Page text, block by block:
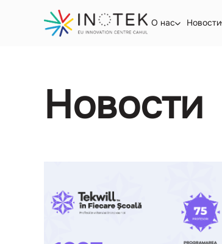
О нас Новости
Новости